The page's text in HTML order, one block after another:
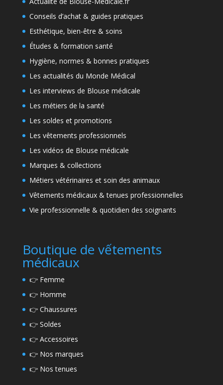
Conseils d’achat & guides pratiques
Esthétique, bien-être & soins
Études & formation santé
Hygiène, normes & bonnes pratiques
Les actualités du Monde Médical
Les interviews de Blouse médicale
Les métiers de la santé
Les soldes et promotions
Les vêtements professionnels
Les vidéos de Blouse médicale
Marques & collections
Métiers vétérinaires et soin des animaux
Vêtements médicaux & tenues professionnelles
Vie professionnelle & quotidien des soignants
Boutique de vếtements
médicaux
👉 Femme
👉 Homme
👉 Chaussures
👉 Soldes
👉 Accessoires
👉 Nos marques
👉 Nos tenues